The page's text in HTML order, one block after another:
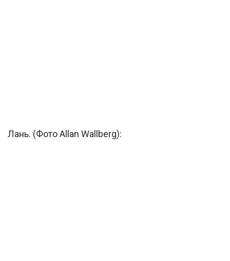
Лань. (Фото Allan Wallberg):